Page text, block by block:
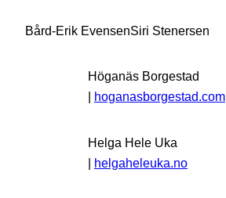
Bård-Erik EvensenSiri Stenersen
Höganäs Borgestad
| hoganasborgestad.com
Helga Hele Uka
| helgaheleuka.no